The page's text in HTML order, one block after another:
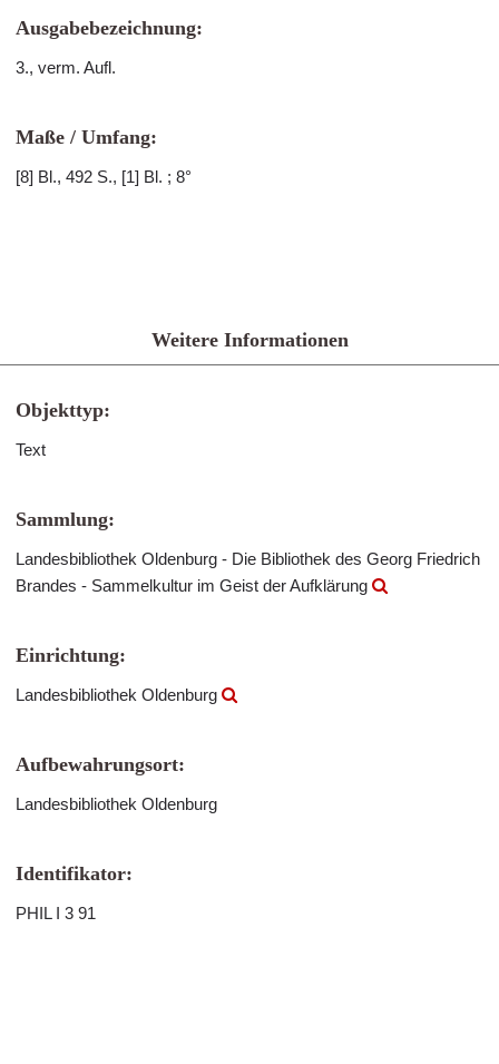
Ausgabebezeichnung:
3., verm. Aufl.
Maße / Umfang:
[8] Bl., 492 S., [1] Bl. ; 8°
Weitere Informationen
Objekttyp:
Text
Sammlung:
Landesbibliothek Oldenburg - Die Bibliothek des Georg Friedrich
Brandes - Sammelkultur im Geist der Aufklärung
Einrichtung:
Landesbibliothek Oldenburg
Aufbewahrungsort:
Landesbibliothek Oldenburg
Identifikator:
PHIL I 3 91